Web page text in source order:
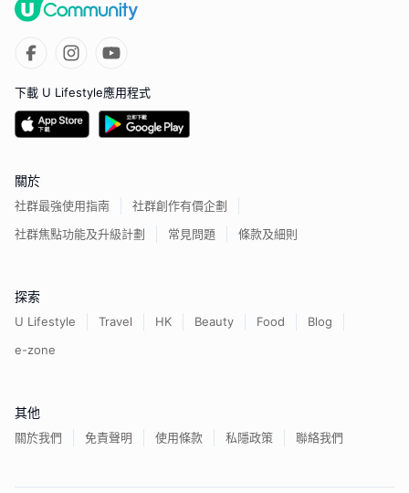
下載 U Lifestyle應用程式
關於
社群最強使用指南
社群創作有價企劃
社群焦點功能及升級計劃
常見問題 條款及細則
探索
U Lifestyle Travel HK Beauty Food
Blog
e-zone
其他
關於我們 免責聲明 使用條款 私隱政策 聯絡我們